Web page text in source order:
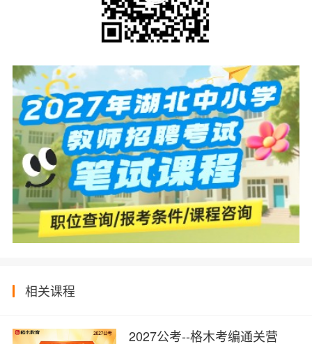
相关课程
2027公考--格木考编通关营